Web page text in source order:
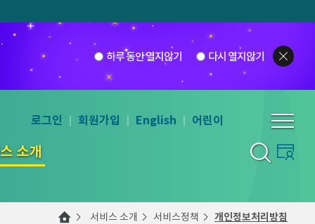
하루 동안 열지않기 다시 열지않기
소개
로그인 회원가입 English 어린이
서비스 소개 서비스정책 개인정보처리방침